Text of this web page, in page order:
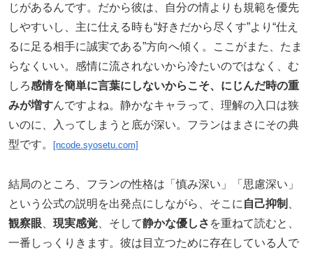
じがあるんです。だから彼は、自分の情よりも規範を優先
しやすいし、主に仕える時も“好きだから尽くす”より“仕え
るに足る相手に誠実である”方向へ傾く。ここがまた、たま
らなくいい。感情に流されないから冷たいのではなく、む
しろ感情を簡単に言葉にしないからこそ、にじんだ時の重
みが増すんですよね。静かなキャラって、理解の入口は狭
いのに、入ってしまうと底が深い。フランはまさにその典
型です。
[ncode.syosetu.com]
結局のところ、フランの性格は「慎み深い」「思慮深い」
という公式の説明を出発点にしながら、そこに 自己抑制
観察眼
現実感覚 、そして静かな優しさ を重ねて読むと、
一番しっくりきます。彼は目立つために存在している人で